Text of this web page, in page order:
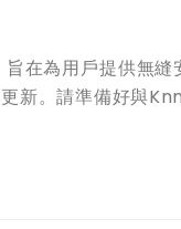
在為用戶提供無縫
新。請準備好與